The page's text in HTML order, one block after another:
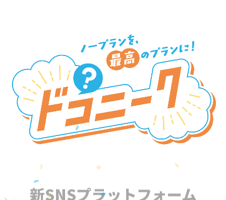
新SNSプラットフォーム